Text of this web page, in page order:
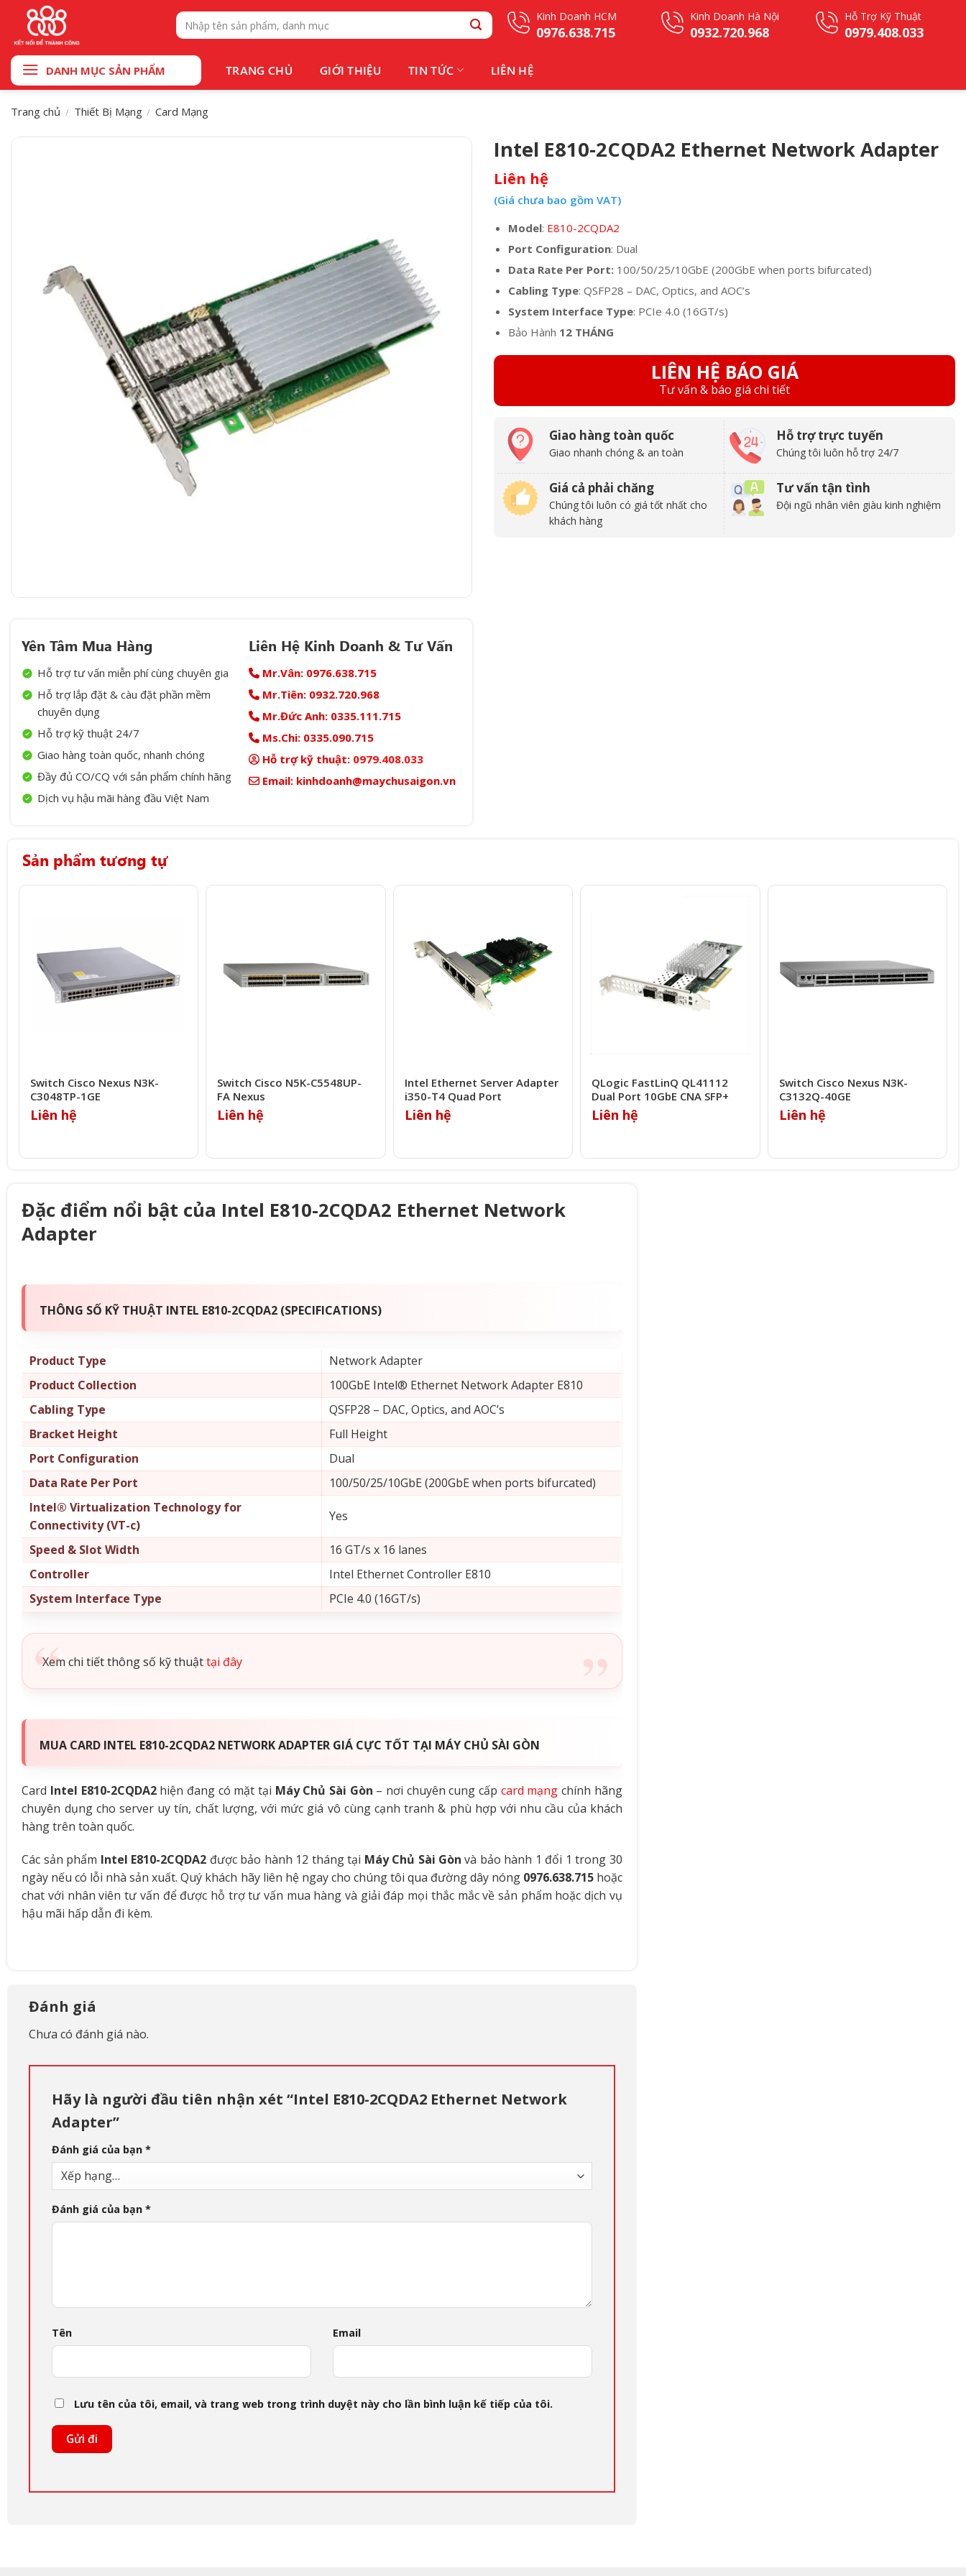
nội
dung
Tìm
kiếm:
Kinh Doanh HCM
0976.638.715
Kinh Doanh Hà Nội
0932.720.968
Hỗ Trợ Kỹ Thuật
0979.408.033
DANH MỤC SẢN PHẨM TRANG CHỦ GIỚI THIỆU TIN TỨC LIÊN HỆ
Trang chủ / Thiết Bị Mạng / Card Mạng
Yên Tâm Mua Hàng
Hỗ trợ tư vấn miễn phí cùng chuyên gia
Hỗ trợ lắp đặt & càu đặt phần mềm
chuyên dụng
Hỗ trợ kỹ thuật 24/7
Giao hàng toàn quốc, nhanh chóng
Đầy đủ CO/CQ với sản phẩm chính hãng
Dịch vụ hậu mãi hàng đầu Việt Nam
Liên Hệ Kinh Doanh & Tư Vấn
Mr.Vân: 0976.638.715
Mr.Tiên: 0932.720.968
Mr.Đức Anh: 0335.111.715
Ms.Chi: 0335.090.715
Hỗ trợ kỹ thuật: 0979.408.033
Email: kinhdoanh@maychusaigon.vn
Intel E810-2CQDA2 Ethernet Network Adapter
Liên hệ
(Giá chưa bao gồm VAT)
Model: E810-2CQDA2
Port Configuration: Dual
Data Rate Per Port:100/50/25/10GbE (200GbE when ports bifurcated)
Cabling Type: QSFP28 – DAC, Optics, and AOC’s
System Interface Type: PCIe 4.0 (16GT/s)
Bảo Hành 12 THÁNG
LIÊN HỆ BÁO GIÁ
Tư vấn & báo giá chi tiết
Giao hàng toàn quốc
Giao nhanh chóng & an toàn
Hỗ trợ trực tuyến
Chúng tôi luôn hỗ trợ 24/7
Giá cả phải chăng
Chúng tôi luôn có giá tốt nhất cho
khách hàng
Tư vấn tận tình
Đội ngũ nhân viên giàu kinh nghiệm
Sản phẩm tương tự
Switch Cisco Nexus N3K-
C3048TP-1GE
Liên hệ
Switch Cisco N5K-C5548UP-
FA Nexus
Liên hệ
Intel Ethernet Server Adapter
i350-T4 Quad Port
Liên hệ
QLogic FastLinQ QL41112
Dual Port 10GbE CNA SFP+
Liên hệ
Switch Cisco Nexus N3K-
C3132Q-40GE
Liên hệ
Đặc điểm nổi bật của Intel E810-2CQDA2 Ethernet Network
Adapter
THÔNG SỐ KỸ THUẬT INTEL E810-2CQDA2 (SPECIFICATIONS)
Product Type
Network Adapter
Product Collection
100GbE Intel® Ethernet Network Adapter E810
Cabling Type
QSFP28 – DAC, Optics, and AOC’s
Bracket Height
Full Height
Port Configuration
Dual
Data Rate Per Port
100/50/25/10GbE (200GbE when ports bifurcated)
Intel® Virtualization Technology for
Connectivity (VT-c)
Yes
Speed & Slot Width
16 GT/s x 16 lanes
Controller
Intel Ethernet Controller E810
System Interface Type
PCIe 4.0 (16GT/s)
Xem chi tiết thông số kỹ thuậttại đây
MUA CARD INTEL E810-2CQDA2 NETWORK ADAPTER GIÁ CỰC TỐT TẠI MÁY CHỦ SÀI GÒN
Card Intel E810-2CQDA2hiện đang có mặt tại Máy Chủ Sài Gòn – nơi chuyên cung cấp card mạng chính hãng
chuyên dụng cho server uy tín, chất lượng, với mức giá vô cùng cạnh tranh & phù hợp với nhu cầu của khách
hàng trên toàn quốc.
Các sản phẩm Intel E810-2CQDA2 được bảo hành 12 tháng tại Máy Chủ Sài Gòn và bảo hành 1 đổi 1 trong 30
ngày nếu có lỗi nhà sản xuất. Quý khách hãy liên hệ ngay cho chúng tôi qua đường dây nóng 0976.638.715hoặc
chat với nhân viên tư vấn để được hỗ trợ tư vấn mua hàng và giải đáp mọi thắc mắc về sản phẩm hoặc dịch vụ
hậu mãi hấp dẫn đi kèm.
Đánh giá
Chưa có đánh giá nào.
Hãy là người đầu tiên nhận xét “Intel E810-2CQDA2 Ethernet Network
Adapter”
Đánh giá của bạn*
Đánh giá của bạn*
Tên Email
Lưu tên của tôi, email, và trang web trong trình duyệt này cho lần bình luận kế tiếp của tôi.